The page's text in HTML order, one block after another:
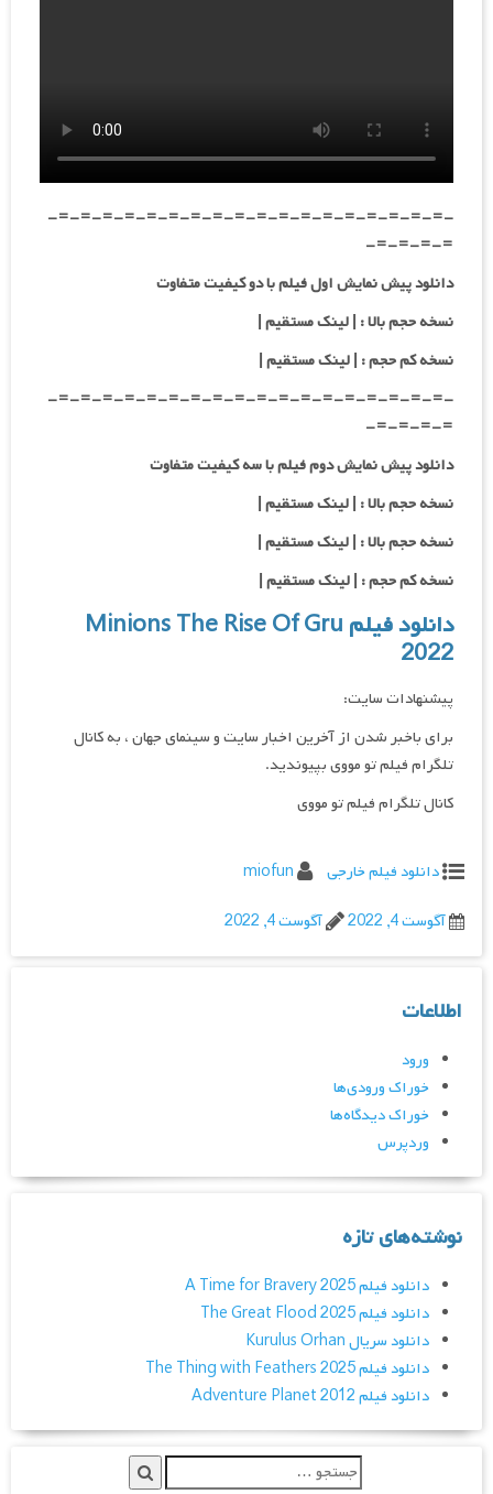
-=-=-=-=-=-=-=-=-=-=-=-=-=-=-=-=-=-=-
=-=-=-=-
دانلود پیش نمایش اول فیلم با دو کیفیت متفاوت
نسخه حجم بالا : | لینک مستقیم |
نسخه کم حجم : | لینک مستقیم |
-=-=-=-=-=-=-=-=-=-=-=-=-=-=-=-=-=-=-
=-=-=-=-
دانلود پیش نمایش دوم فیلم با سه کیفیت متفاوت
نسخه حجم بالا : | لینک مستقیم |
نسخه حجم بالا : | لینک مستقیم |
نسخه کم حجم : | لینک مستقیم |
دانلود فیلم Minions The Rise Of Gru
2022
پیشنهادات سایت:
برای باخبر شدن از آخرین اخبار سایت و سینمای جهان ، به کانال
تلگرام فیلم تو مووی بپیوندید.
کانال تلگرام فیلم تو مووی
دانلود فیلم خارجی
miofun
آگوست 4, 2022
آگوست 4, 2022
اطلاعات
ورود
خوراک ورودی‌ها
خوراک دیدگاه‌ها
وردپرس
نوشته‌های تازه
دانلود فیلم A Time for Bravery 2025
دانلود فیلم The Great Flood 2025
دانلود سریال Kurulus Orhan
دانلود فیلم The Thing with Feathers 2025
دانلود فیلم Adventure Planet 2012